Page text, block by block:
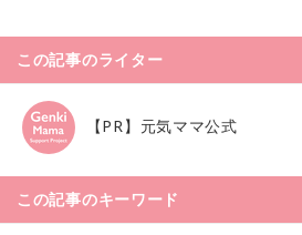
この記事のライター
【PR】元気ママ公式
この記事のキーワード